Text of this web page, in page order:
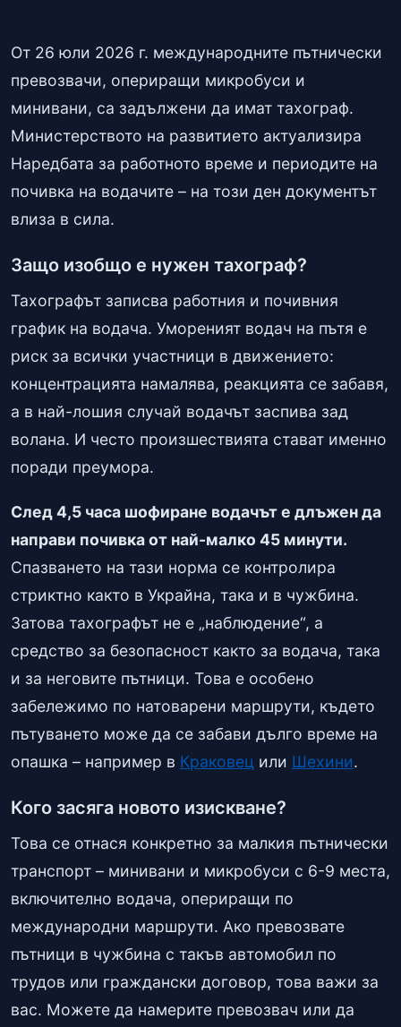
От 26 юли 2026 г. международните пътнически
превозвачи, опериращи микробуси и
минивани, са задължени да имат тахограф.
Министерството на развитието актуализира
Наредбата за работното време и периодите на
почивка на водачите – на този ден документът
влиза в сила.
Защо изобщо е нужен тахограф?
Тахографът записва работния и почивния
график на водача. Умореният водач на пътя е
риск за всички участници в движението:
концентрацията намалява, реакцията се забавя,
а в най-лошия случай водачът заспива зад
волана. И често произшествията стават именно
поради преумора.
След 4,5 часа шофиране водачът е длъжен да
направи почивка от най-малко 45 минути.
Спазването на тази норма се контролира
стриктно както в Украйна, така и в чужбина.
Затова тахографът не е „наблюдение“, а
средство за безопасност както за водача, така
и за неговите пътници. Това е особено
забележимо по натоварени маршрути, където
пътуването може да се забави дълго време на
опашка – например в Краковец или Шехини.
Кого засяга новото изискване?
Това се отнася конкретно за малкия пътнически
транспорт – минивани и микробуси с 6-9 места,
включително водача, опериращи по
международни маршрути. Ако превозвате
пътници в чужбина с такъв автомобил по
трудов или граждански договор, това важи за
вас. Можете да намерите превозвач или да